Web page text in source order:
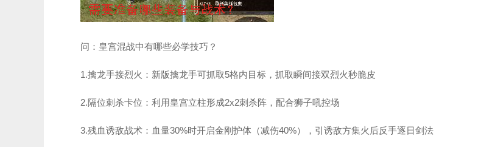
问：皇宫混战中有哪些必学技巧？
1.擒龙手接烈火：新版擒龙手可抓取5格内目标，抓取瞬间接双烈火秒脆皮
2.隔位刺杀卡位：利用皇宫立柱形成2x2刺杀阵，配合狮子吼控场
3.残血诱敌战术：血量30%时开启金刚护体（减伤40%），引诱敌方集火后反手逐日剑法